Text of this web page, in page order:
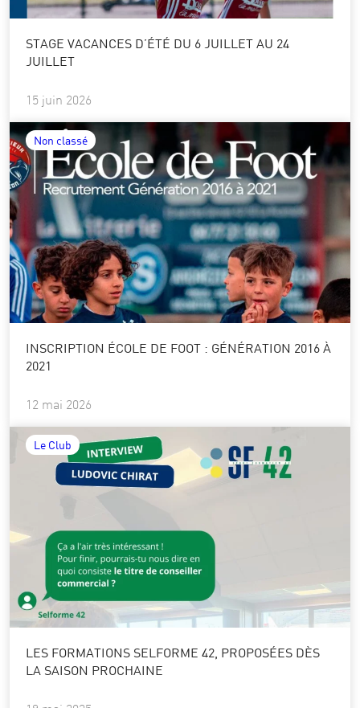
STAGE VACANCES D’ÉTÉ DU 6 JUILLET AU 24
JUILLET
15 juin 2026
Non classé
INSCRIPTION ÉCOLE DE FOOT : GÉNÉRATION 2016 À
2021
12 mai 2026
Le Club
LES FORMATIONS SELFORME 42, PROPOSÉES DÈS
LA SAISON PROCHAINE